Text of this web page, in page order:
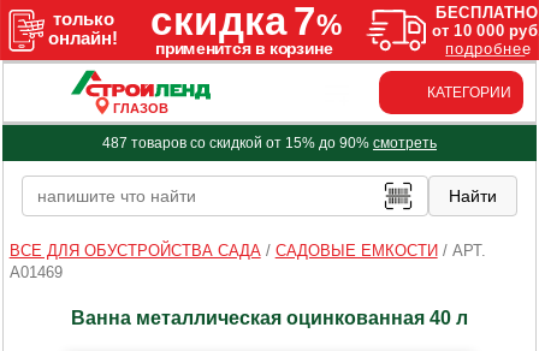
ГЛАЗОВ
КАТЕГОРИИ
487 товаров со скидкой от 15% до 90% смотреть
ВСЕ ДЛЯ ОБУСТРОЙСТВА САДА/ САДОВЫЕ ЕМКОСТИ / АРТ.
A01469
Ванна металлическая оцинкованная 40 л